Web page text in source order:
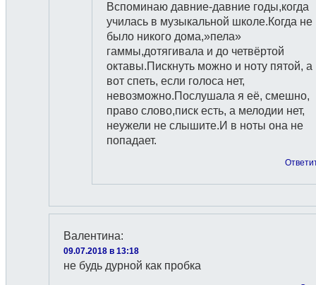
Вспоминаю давние-давние годы,когда
училась в музыкальной школе.Когда не
было никого дома,»пела»
гаммы,дотягивала и до четвёртой
октавы.Пискнуть можно и ноту пятой, а
вот спеть, если голоса нет,
невозможно.Послушала я её, смешно,
право слово,писк есть, а мелодии нет,
неужели не слышите.И в ноты она не
попадает.
Валентина:
09.07.2018 в 13:18
не будь дурной как пробка